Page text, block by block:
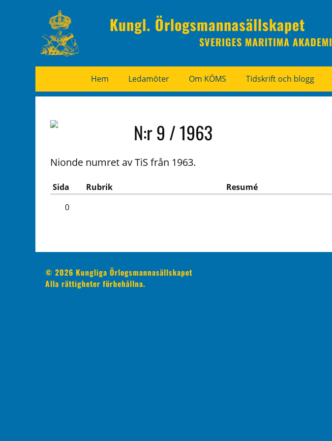
Kungl. Örlogsmannasällskapet
SVERIGES MARITIMA AKADEMI
Hem Ledamöter Om KÖMS Tidskrift och blogg
N:r 9 / 1963
Nionde numret av TiS från 1963.
Sida Rubrik Resumé
0
© 2026 Kungliga Örlogsmannasällskapet
Alla rättigheter förbehållna.